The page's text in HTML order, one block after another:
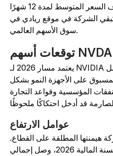
الواسع النطاق، مُضافًا إلى هدف السعر المتوسط لمدة 12 شهرًا
بنسبة 23%، يُبقي الشركة في موقع ريادي في
يعتمد مسار 2026 لـ NVIDIA على توازن معقد من العوامل
على الأجهزة النمو بشكل
المؤسسية وقواعد التجارة
عوامل الارتفاع
المطلقة على القطاع.
خلال الربع الرابع من السنة المالية 2026، وصل إجمالي